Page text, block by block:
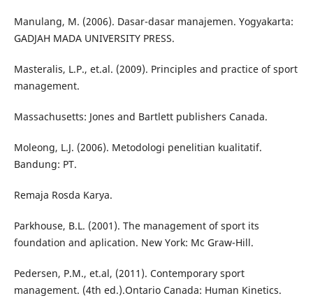
Manulang, M. (2006). Dasar-dasar manajemen. Yogyakarta:
GADJAH MADA UNIVERSITY PRESS.
Masteralis, L.P., et.al. (2009). Principles and practice of sport
management.
Massachusetts: Jones and Bartlett publishers Canada.
Moleong, L.J. (2006). Metodologi penelitian kualitatif.
Bandung: PT.
Remaja Rosda Karya.
Parkhouse, B.L. (2001). The management of sport its
foundation and aplication. New York: Mc Graw-Hill.
Pedersen, P.M., et.al, (2011). Contemporary sport
management. (4th ed.).Ontario Canada: Human Kinetics.